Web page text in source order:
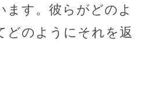
す。彼らがどのよ
どのようにそれを返